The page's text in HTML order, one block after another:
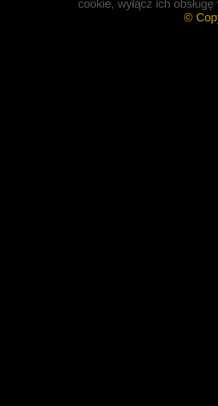
cookie, wyłącz ich
©